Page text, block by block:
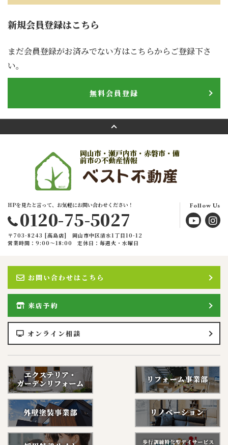
新規会員登録はこちら
まだ会員登録がお済みでない方はこちらからご登録下さ
い。
無料会員登録
岡山市・瀬戸内市・赤磐市・備
前市の不動産情報
HPを見たと言って、お気軽にお問い合わせください！
0120-75-5027
Follow Us
〒703-8243 [高島店] 岡山市中区清水1丁目10-12
営業時間：9:00〜18:00
定休日：毎週火・水曜日
お問い合わせはこちら
来店予約
オンライン相談